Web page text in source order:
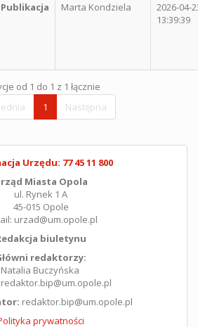
Publikacja Marta Kondziela
2026-04-
13:39:39
od 1 do 1 z 1 łącznie
1 Następna
Urzędu: 77 45 11 800
Miasta Opola
ul. Rynek 1 A
45-015 Opole
urzad@um.opole.pl
biuletynu
redaktorzy:
Natalia Buczyńska
redaktor.bip@um.opole.pl
prywatności